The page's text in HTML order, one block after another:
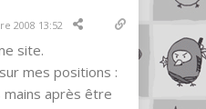
2008 13:52
site.
mes positions :
après être